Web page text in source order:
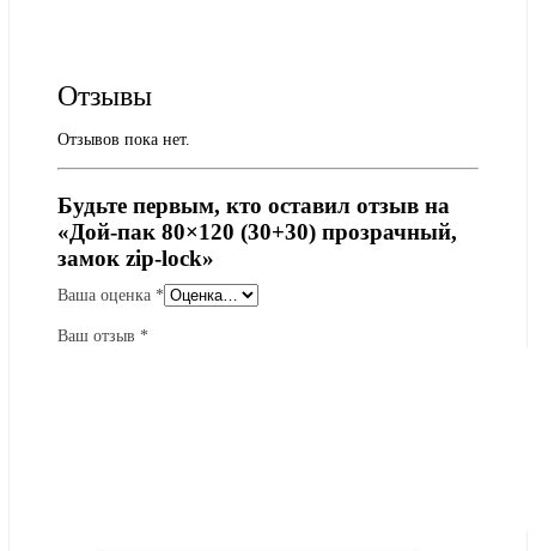
Отзывы
Отзывов пока нет.
Будьте первым, кто оставил отзыв на
«Дой-пак 80×120 (30+30) прозрачный,
замок zip-lock»
Ваша оценка *
Ваш отзыв *